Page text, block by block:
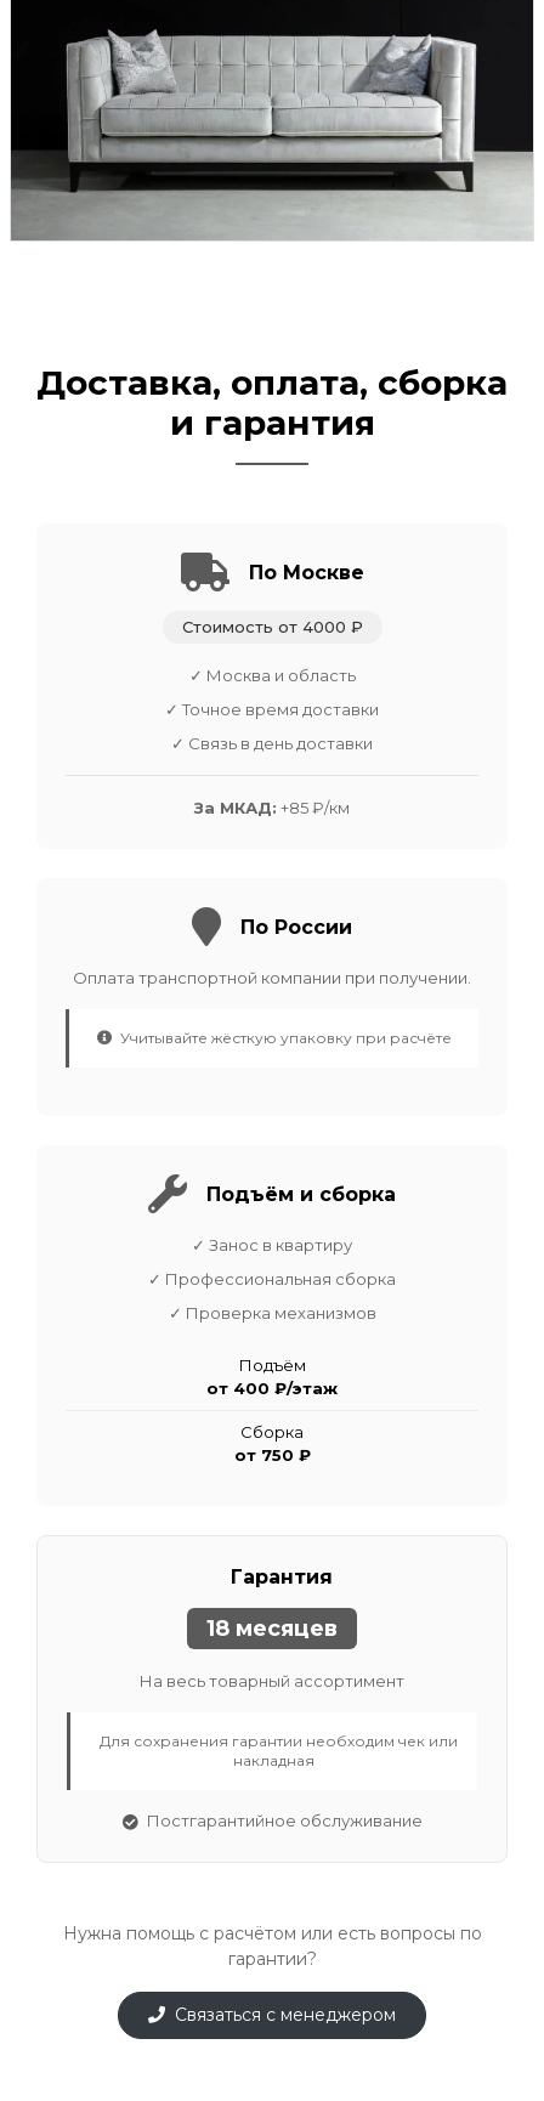
Доставка, оплата, сборка
и гарантия
По Москве
Стоимость от 4000 ₽
✓ Москва и область
✓ Точное время доставки
✓ Связь в день доставки
За МКАД: +85 ₽/км
По России
Оплата транспортной компании при получении.
Учитывайте жёсткую упаковку при расчёте
Подъём и сборка
✓ Занос в квартиру
✓ Профессиональная сборка
✓ Проверка механизмов
Подъём
от 400 ₽/этаж
Сборка
от 750 ₽
Гарантия
18 месяцев
На весь товарный ассортимент
Для сохранения гарантии необходим чек или
накладная
Постгарантийное обслуживание
Нужна помощь с расчётом или есть вопросы по
гарантии?
Связаться с менеджером